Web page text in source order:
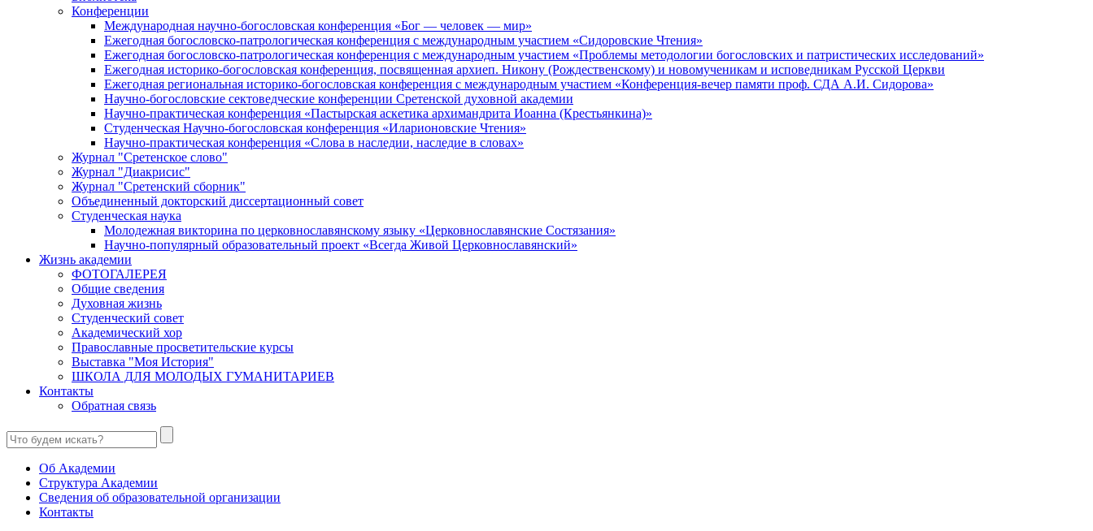
Конференции
Международная научно-богословская конференция «Бог — человек — мир»
Ежегодная богословско-патрологическая конференция с международным участием «Сидоровские Чтения»
Ежегодная богословско-патрологическая конференция с международным участием «Проблемы методологии богословских и патристических исследований»
Ежегодная историко-богословская конференция, посвященная архиеп. Никону (Рождественскому) и новомученикам и исповедникам Русской Церкви
Ежегодная региональная историко-богословская конференция с международным участием «Конференция-вечер памяти проф. СДА А.И. Сидорова»
Научно-богословские сектоведческие конференции Сретенской духовной академии
Научно-практическая конференция «Пастырская аскетика архимандрита Иоанна (Крестьянкина)»
Студенческая Научно-богословская конференция «Иларионовские Чтения»
Научно-практическая конференция «Cлова в наследии, наследие в словах»
Журнал "Сретенское слово"
Журнал "Диакрисис"
Журнал "Сретенский сборник"
Объединенный докторский диссертационный совет
Студенческая наука
Молодежная викторина по церковнославянскому языку «Церковнославянские Состязания»
Научно-популярный образовательный проект «Всегда Живой Церковнославянский»
Жизнь академии
ФОТОГАЛЕРЕЯ
Общие сведения
Духовная жизнь
Студенческий совет
Академический хор
Православные просветительские курсы
Выставка "Моя История"
ШКОЛА ДЛЯ МОЛОДЫХ ГУМАНИТАРИЕВ
Контакты
Обратная связь
Об Академии
Структура Академии
Сведения об образовательной организации
Контакты